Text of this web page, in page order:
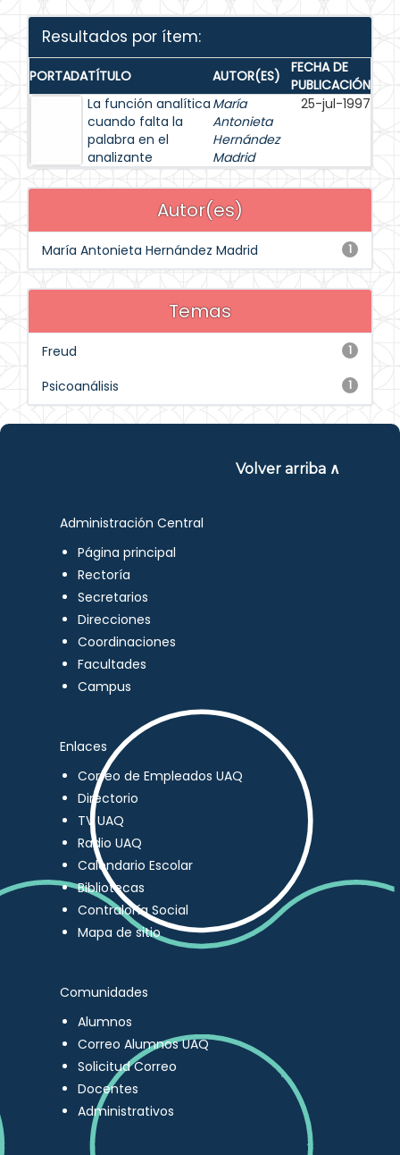
Resultados por ítem:
PORTADATÍTULO AUTOR(ES)
FECHA DE
PUBLICACIÓN
La función analítica
cuando falta la
palabra en el
analizante
María
Antonieta
Hernández
Madrid
25-jul-1997
Autor(es)
1
María Antonieta Hernández Madrid
Temas
1
Freud
1
Psicoanálisis
Volver arriba ∧
Administración Central
Página principal
Rectoría
Secretarios
Direcciones
Coordinaciones
Facultades
Campus
Enlaces
Correo de Empleados UAQ
Directorio
TV UAQ
Radio UAQ
Calendario Escolar
Bibliotecas
Contraloría Social
Mapa de sitio
Comunidades
Alumnos
Correo Alumnos UAQ
Solicitud Correo
Docentes
Administrativos